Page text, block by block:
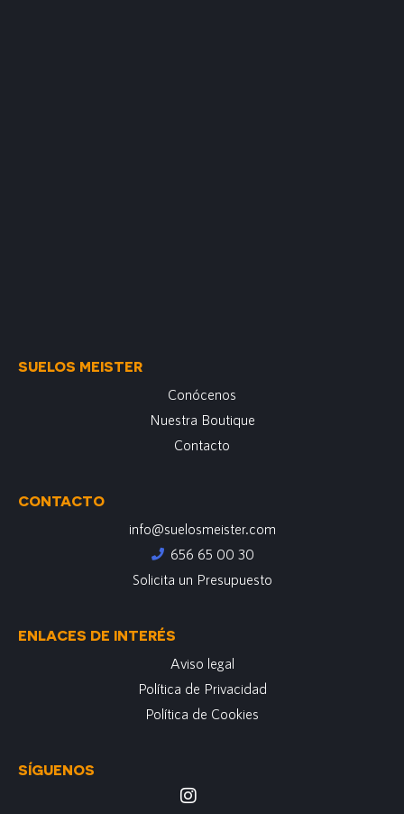
SUELOS MEISTER
Conócenos
Nuestra Boutique
Contacto
CONTACTO
info@suelosmeister.com
656 65 00 30
Solicita un Presupuesto
ENLACES DE INTERÉS
Aviso legal
Política de Privacidad
Política de Cookies
SÍGUENOS